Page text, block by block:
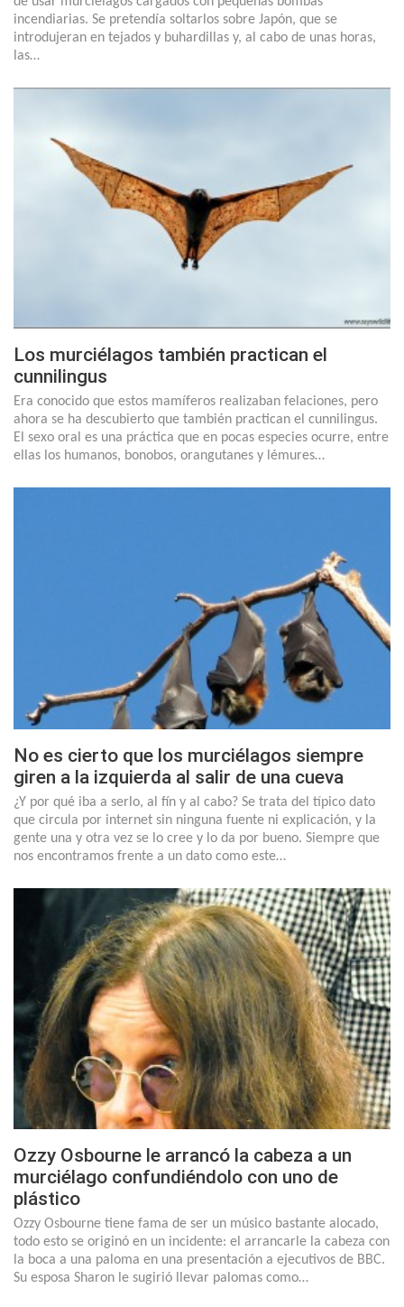
incendiarias. Se pretendía soltarlos sobre Japón, que se
introdujeran en tejados y buhardillas y, al cabo de unas horas,
las…
Los murciélagos también practican el
cunnilingus
Era conocido que estos mamíferos realizaban felaciones, pero
ahora se ha descubierto que también practican el cunnilingus.
El sexo oral es una práctica que en pocas especies ocurre, entre
ellas los humanos, bonobos, orangutanes y lémures…
No es cierto que los murciélagos siempre
giren a la izquierda al salir de una cueva
¿Y por qué iba a serlo, al fín y al cabo? Se trata del típico dato
que circula por internet sin ninguna fuente ni explicación, y la
gente una y otra vez se lo cree y lo da por bueno. Siempre que
nos encontramos frente a un dato como este…
Ozzy Osbourne le arrancó la cabeza a un
murciélago confundiéndolo con uno de
plástico
Ozzy Osbourne tiene fama de ser un músico bastante alocado,
todo esto se originó en un incidente: el arrancarle la cabeza con
la boca a una paloma en una presentación a ejecutivos de BBC.
Su esposa Sharon le sugirió llevar palomas como…